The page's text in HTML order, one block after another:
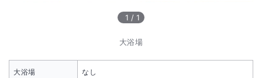
1 / 1
大浴場
大浴場 なし